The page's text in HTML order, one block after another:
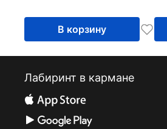
В корзину
Лабиринт в кармане